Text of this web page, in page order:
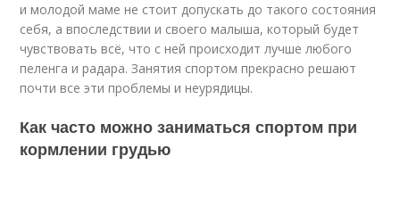
и молодой маме не стоит допускать до такого состояния
себя, а впоследствии и своего малыша, который будет
чувствовать всё, что с ней происходит лучше любого
пеленга и радара. Занятия спортом прекрасно решают
почти все эти проблемы и неурядицы.
Как часто можно заниматься спортом при
кормлении грудью